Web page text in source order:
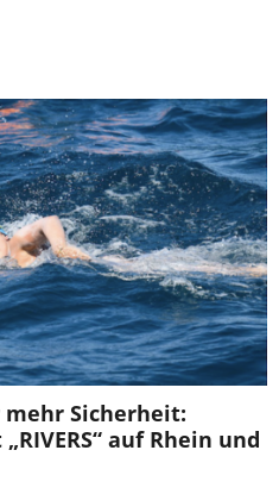
Sicherheit:
auf Rhein und